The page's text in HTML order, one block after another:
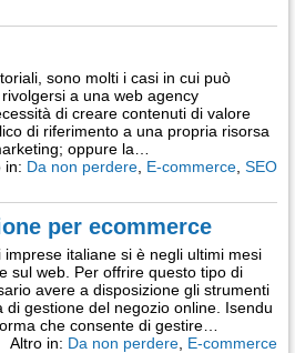
sono molti i casi in cui può
a una web agency
di creare contenuti di valore
di riferimento a una propria risorsa
oppure la…
in: Da non perdere E-commerce SEO
per ecommerce
italiane si è negli ultimi mesi
sul web. Per offrire questo tipo di
avere a disposizione gli strumenti
gestione del negozio online. Isendu
che consente di gestire…
Altro in: Da non perdere E-commerce